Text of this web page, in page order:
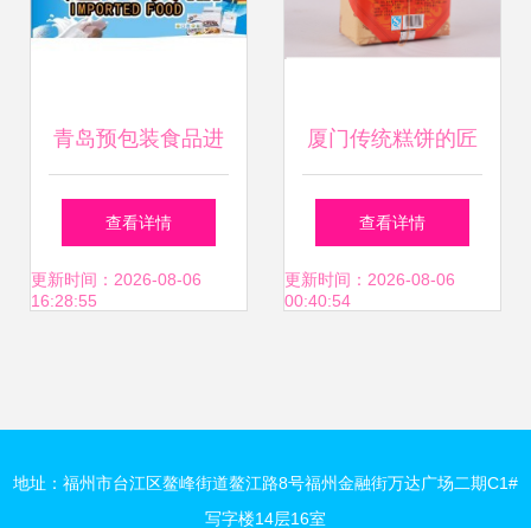
剖析详如下。下面
系统性概要及实体
售后，\n\n预包装
食品最基本的定义
上这类指适合卷
青岛预包装食品进
口报关行 一站式服
务，助力进口食品
查看详情
更新时间：2026-08-06
16:28:55
厦门传统糕饼的匠
心传承——誉海核
桃糕
查看详情
更新时间：2026-08-06
00:40:54
地址：福州市台江区鳌峰街道鳌江路8号福州金融街万达广场二期C1#
写字楼14层16室